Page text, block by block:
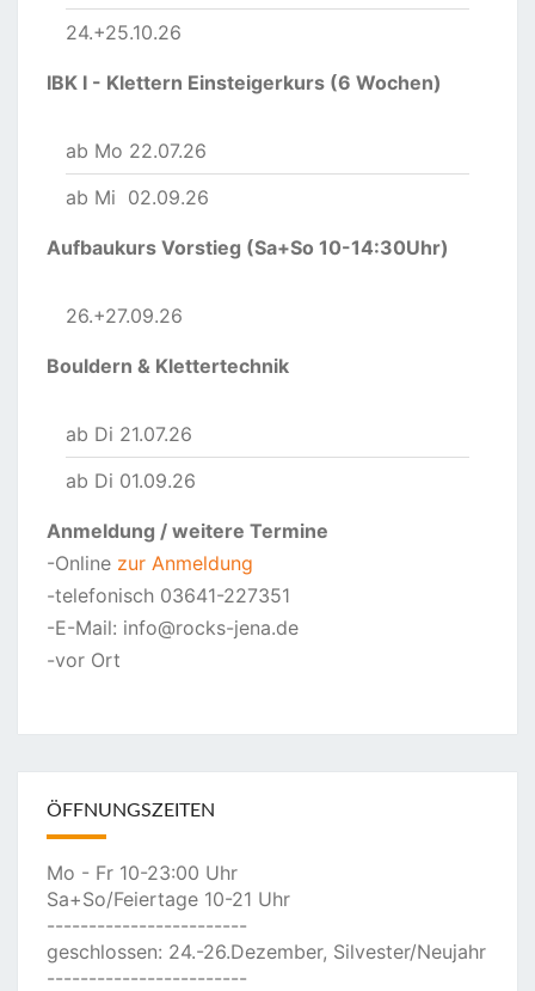
24.+25.10.26
IBK I - Klettern Einsteigerkurs (6 Wochen)
ab Mo 22.07.26
ab Mi 02.09.26
Aufbaukurs Vorstieg (Sa+So 10-14:30Uhr)
26.+27.09.26
Bouldern & Klettertechnik
ab Di 21.07.26
ab Di 01.09.26
Anmeldung / weitere Termine
-Online zur Anmeldung
-telefonisch 03641-227351
-E-Mail: info@rocks-jena.de
-vor Ort
ÖFFNUNGSZEITEN
Mo - Fr 10-23:00 Uhr
Sa+So/Feiertage 10-21 Uhr
------------------------
geschlossen: 24.-26.Dezember, Silvester/Neujahr
------------------------